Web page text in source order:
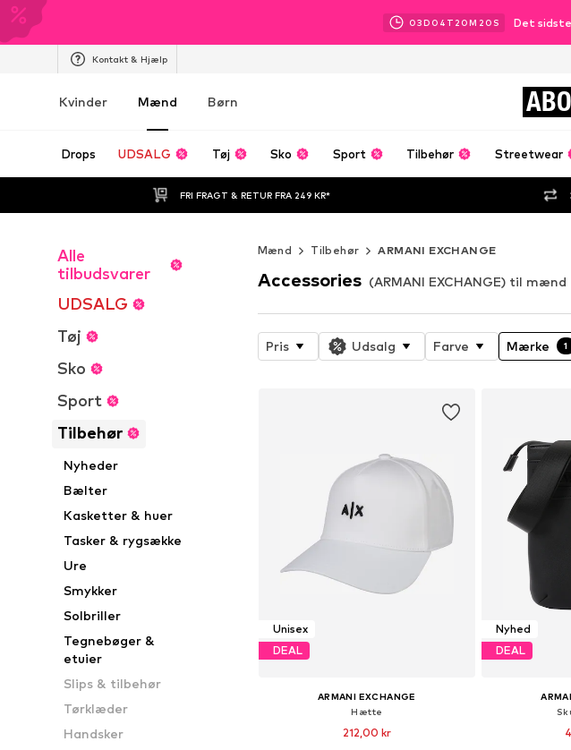
03D 04 T 20M 18 S Det
Kontakt & Hjælp
Kvinder Mænd Børn
Drops UDSALG Tøj Sko Sport Tilbehør Streetwear
FRI FRAGT & RETUR FRA 249 KR*
Alle
tilbudsvarer
UDSALG
Tøj
Sko
Sport
Tilbehør
Nyheder
Bælter
Kasketter & huer
Tasker & rygsække
Ure
Smykker
Solbriller
Tegnebøger &
etuier
Slips & tilbehør
Tørklæder
Handsker
Mænd Tilbehør ARMANI EXCHANGE
Accessories (ARMANI EXCHANGE) til mænd
Pris Udsalg Farve Mærke 1
Unisex
DEAL
ARMANI EXCHANGE
Hætte
212,00 kr
Nyhed
DEAL